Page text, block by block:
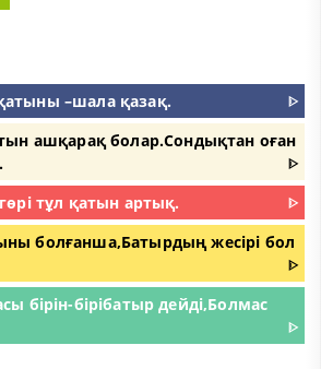
–шала қазақ.
ᐈ
ашқарақ болар.Сондықтан оған
ᐈ
тұл қатын артық.
ᐈ
болғанша,Батырдың жесірі бол
ᐈ
бірін-бірібатыр дейді,Болмас
ᐈ